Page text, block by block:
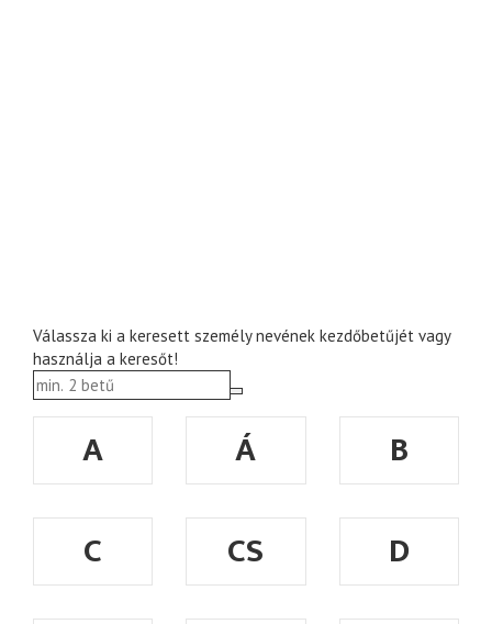
Válassza ki a keresett személy nevének kezdőbetűjét vagy
használja a keresőt!
A Á
B
C
CS
D